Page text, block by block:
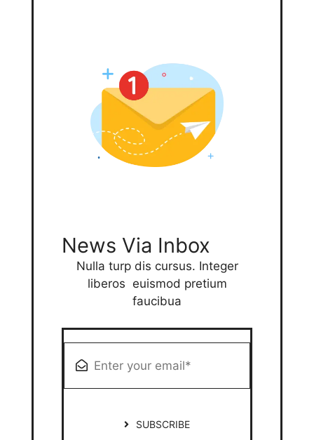
News Via Inbox
Nulla turp dis cursus. Integer
liberos euismod pretium
faucibua
SUBSCRIBE